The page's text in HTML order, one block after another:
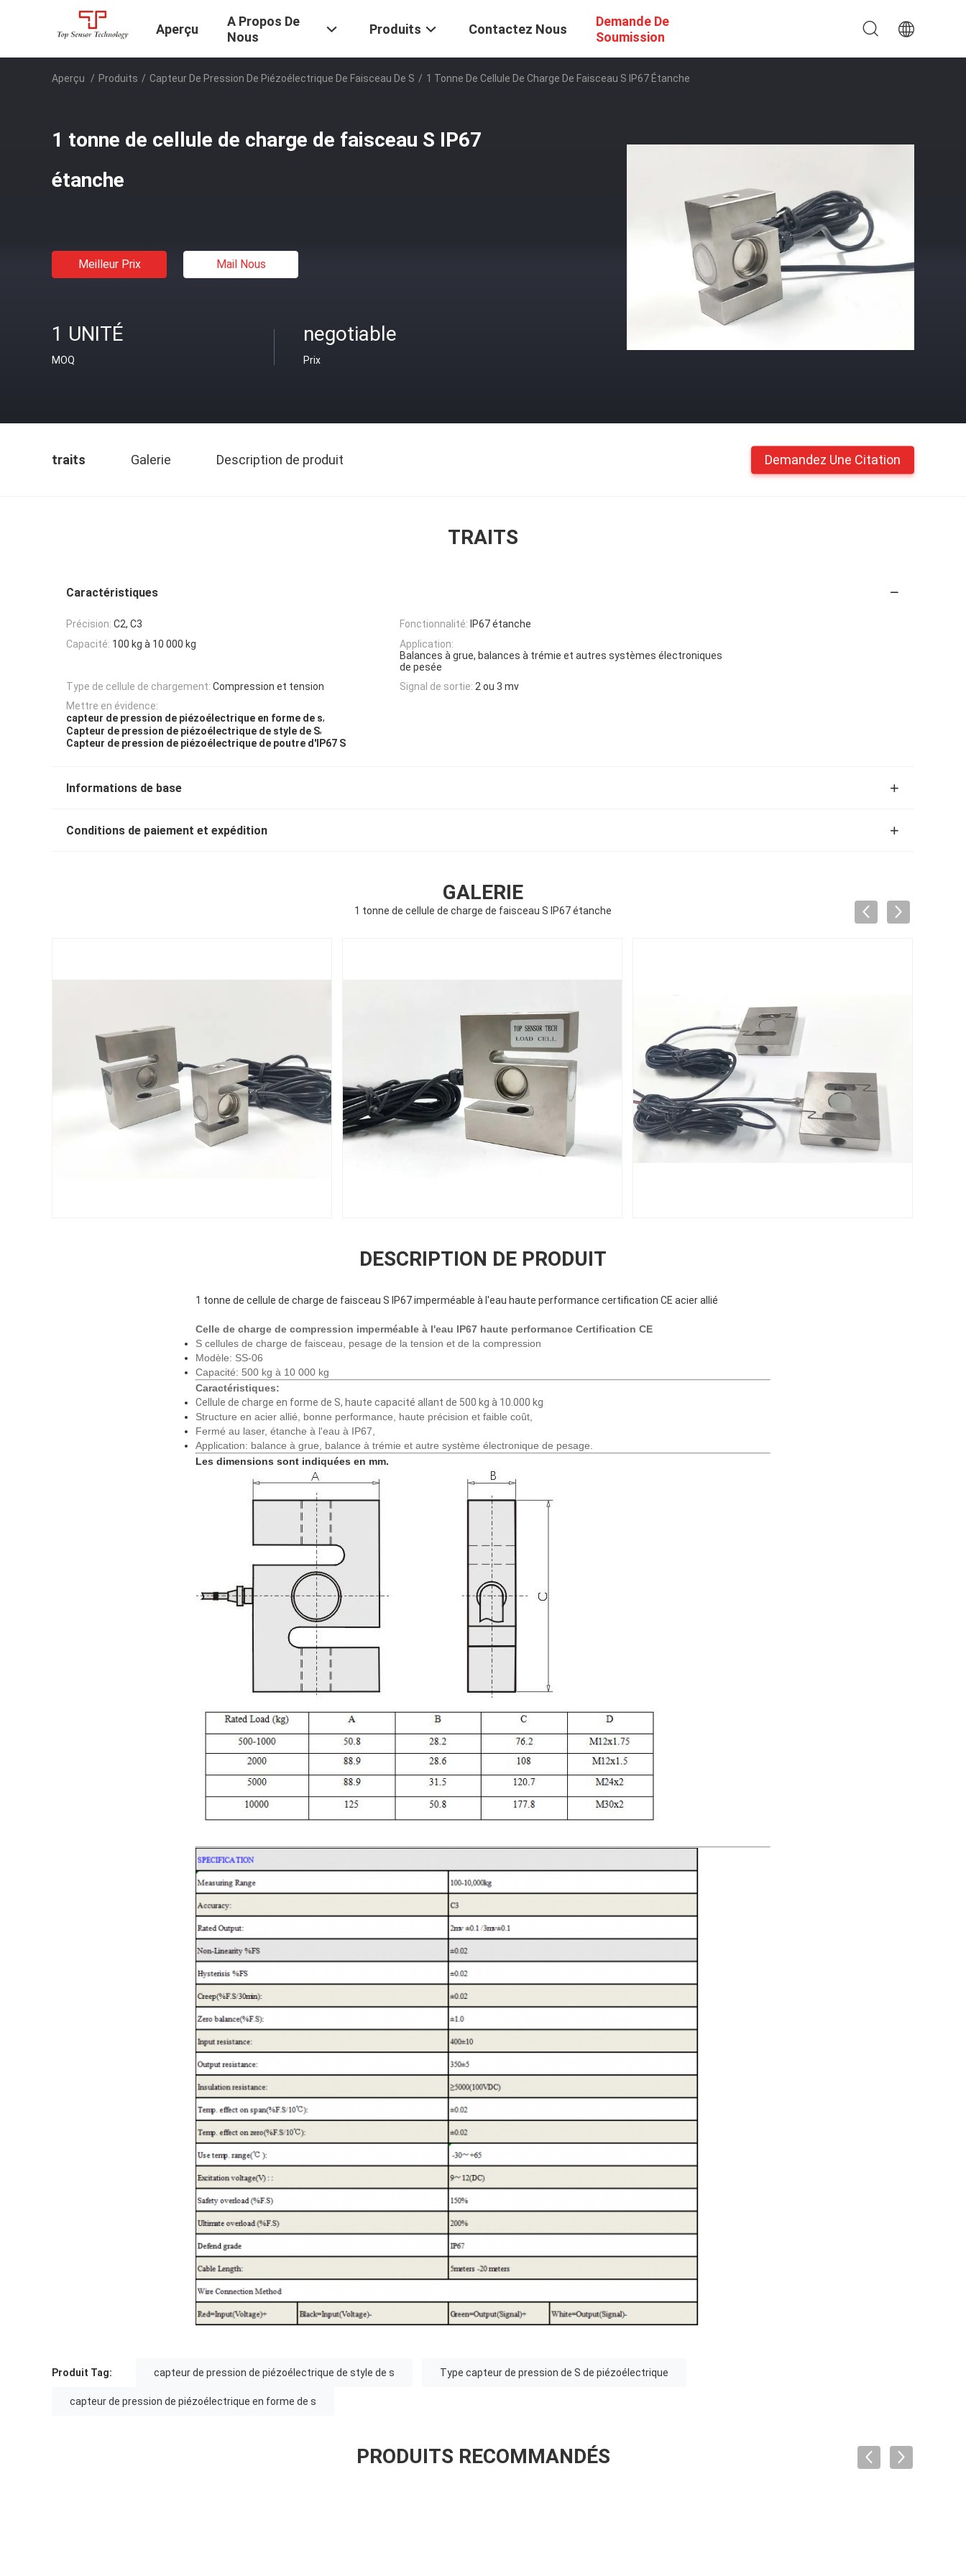
Aperçu
A Propos De
Nous
Produits Contactez Nous
Demande De
Soumission
Aperçu / Produits / Capteur De Pression De Piézoélectrique De Faisceau De S / 1 Tonne De Cellule De Charge De Faisceau S IP67 Étanche
1 tonne de cellule de charge de faisceau S IP67
étanche
Meilleur Prix Mail Nous
1 UNITÉ
MOQ
negotiable
Prix
traits Galerie Description de produit Demandez Une Citation
TRAITS
Caractéristiques
Précision: C2, C3 Fonctionnalité: IP67 étanche
Capacité: 100 kg à 10 000 kg
Application:
Balances à grue, balances à trémie et autres systèmes électroniques
de pesée
Type de cellule de chargement: Compression et tension Signal de sortie: 2 ou 3 mv
Mettre en évidence:
capteur de pression de piézoélectrique en forme de s,
Capteur de pression de piézoélectrique de style de S,
Capteur de pression de piézoélectrique de poutre d'IP67 S
Informations de base
Conditions de paiement et expédition
GALERIE
1 tonne de cellule de charge de faisceau S IP67 étanche
DESCRIPTION DE PRODUIT
1 tonne de cellule de charge de faisceau S IP67 imperméable à l'eau haute performance certification CE acier allié
Celle de charge de compression imperméable à l'eau IP67 haute performance Certification CE
S cellules de charge de faisceau, pesage de la tension et de la compression
Modèle: SS-06
Capacité: 500 kg à 10 000 kg
Caractéristiques:
Cellule de charge en forme de S, haute capacité allant de 500 kg à 10.000 kg
Structure en acier allié, bonne performance, haute précision et faible coût,
Fermé au laser, étanche à l'eau à IP67,
Application: balance à grue, balance à trémie et autre système électronique de pesage.
Les dimensions sont indiquées en mm.
Produit Tag: capteur de pression de piézoélectrique de style de s Type capteur de pression de S de piézoélectrique
capteur de pression de piézoélectrique en forme de s
PRODUITS RECOMMANDÉS